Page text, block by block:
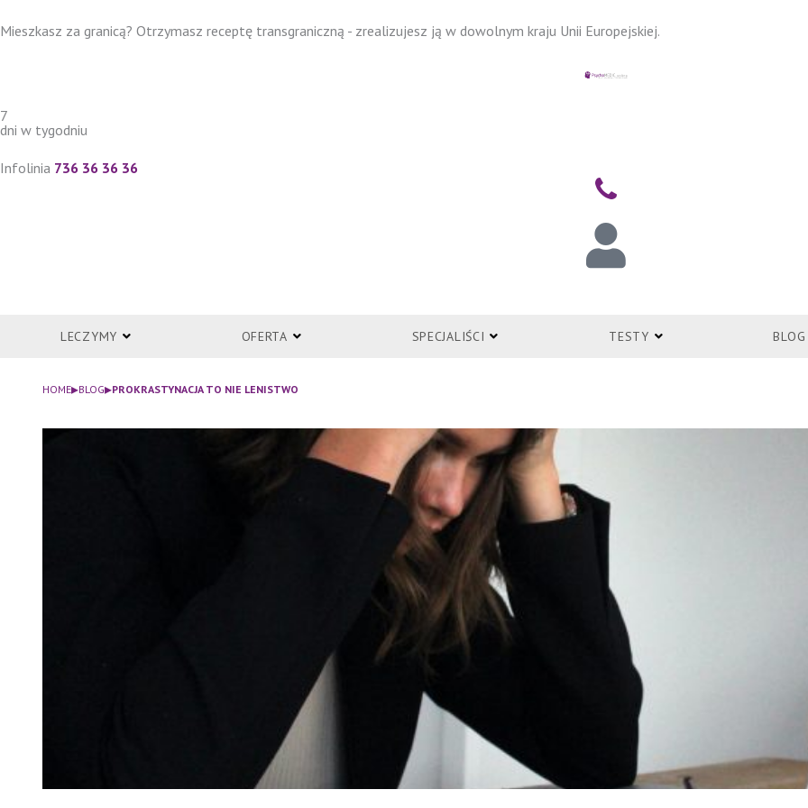
do
Mieszkasz za granicą? Otrzymasz receptę transgraniczną - zrealizujesz ją w dowolnym kraju Unii Europejskiej.
7
dni w tygodniu
Infolinia 736 36 36 36
LECZYMY OFERTA SPECJALIŚCI TESTY BLOG
HOME▸BLOG▸PROKRASTYNACJA TO NIE LENISTWO